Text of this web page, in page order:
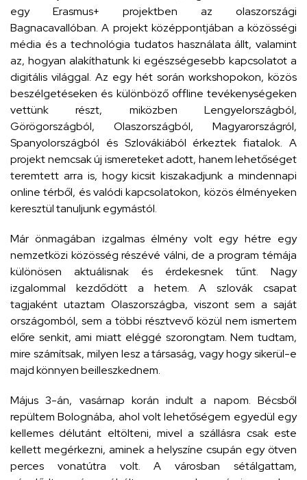
egy Erasmus+ projektben az olaszországi
Bagnacavallóban. A projekt középpontjában a közösségi
média és a technológia tudatos használata állt, valamint
az, hogyan alakíthatunk ki egészségesebb kapcsolatot a
digitális világgal. Az egy hét során workshopokon, közös
beszélgetéseken és különböző offline tevékenységeken
vettünk részt, miközben Lengyelországból,
Görögországból, Olaszországból, Magyarországról,
Spanyolországból és Szlovákiából érkeztek fiatalok. A
projekt nemcsak új ismereteket adott, hanem lehetőséget
teremtett arra is, hogy kicsit kiszakadjunk a mindennapi
online térből, és valódi kapcsolatokon, közös élményeken
keresztül tanuljunk egymástól.
Már önmagában izgalmas élmény volt egy hétre egy
nemzetközi közösség részévé válni, de a program témája
különösen aktuálisnak és érdekesnek tűnt. Nagy
izgalommal kezdődött a hetem. A szlovák csapat
tagjaként utaztam Olaszországba, viszont sem a saját
országomból, sem a többi résztvevő közül nem ismertem
előre senkit, ami miatt eléggé szorongtam. Nem tudtam,
mire számítsak, milyen lesz a társaság, vagy hogy sikerül-e
majd könnyen beilleszkednem.
Május 3-án, vasárnap korán indult a napom. Bécsből
repültem Bolognába, ahol volt lehetőségem egyedül egy
kellemes délutánt eltölteni, mivel a szállásra csak este
kellett megérkezni, aminek a helyszíne csupán egy ötven
perces vonatútra volt. A városban sétálgattam,